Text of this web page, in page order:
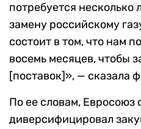
потребуется несколько
замену российскому
состоит в том, что нам
восемь месяцев, чтобы
[поставок]», — сказала
По ее словам, Евросоюз
диверсифицировал